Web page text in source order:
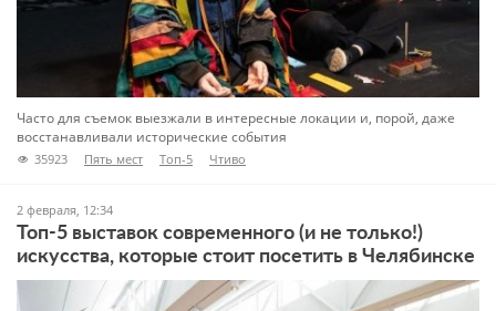
Часто для съемок выезжали в интересные локации и, порой, даже
восстанавливали исторические события
35923 Пять мест Топ-5 Чтиво
2 февраля, 12:34
Топ-5 выставок современного (и не только!)
искусства, которые стоит посетить в Челябинске